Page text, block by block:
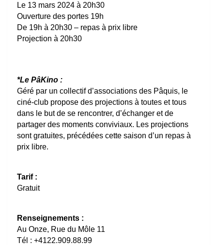
Le 13 mars 2024 à 20h30
Ouverture des portes 19h
De 19h à 20h30 – repas à prix libre
Projection à 20h30
*Le PâKino :
Géré par un collectif d’associations des Pâquis, le
ciné-club propose des projections à toutes et tous
dans le but de se rencontrer, d’échanger et de
partager des moments conviviaux. Les projections
sont gratuites, précédées cette saison d’un repas à
prix libre.
Tarif :
Gratuit
Renseignements :
Au Onze, Rue du Môle 11
Tél : +4122.909.88.99